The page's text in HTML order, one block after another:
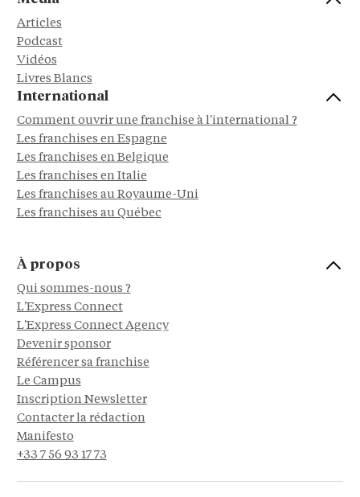
Articles
Podcast
Vidéos
Livres Blancs
International
Comment ouvrir une franchise à l'international ?
Les franchises en Espagne
Les franchises en Belgique
Les franchises en Italie
Les franchises au Royaume-Uni
Les franchises au Québec
À propos
Qui sommes-nous ?
L'Express Connect
L'Express Connect Agency
Devenir sponsor
Référencer sa franchise
Le Campus
Inscription Newsletter
Contacter la rédaction
Manifesto
+33 7 56 93 17 73